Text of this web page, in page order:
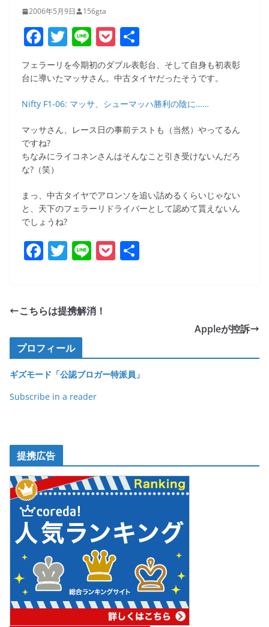
2006年5月9日 156gta
F
a
c
e
b
o
o
k
T
w
itt
Li
n
e
P
o
ck
有
フェラーリを今期初のダブル表彰台、そして自身も初表彰
台に導いたマッサさん。中古タイヤだったそうです。
Nifty F1-06: マッサ、シューマッハ勝利の陰に……
マッサさん、レース日の事前テストも（当然）やってるん
ですね?
ちなみにライコネンさんはそんなこと引き受けないんだろ
な?（笑）
まっ、中古タイヤでアロンソを追い詰めるくらいじゃない
と、天下のフェラーリドライバーとして認めて貰えないん
でしょうね?
F
e
o
o
k
T
er
Li P
こちらは提携解消！
Appleが控訴
プロフィール
ギズモード「公認ブロガー特派員」
Subscribe in a reader
提携広告